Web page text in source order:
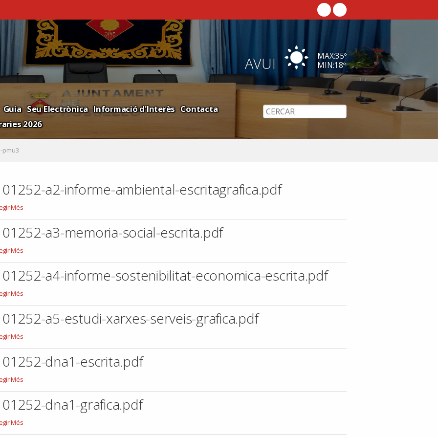
AVUI MAX:35º
MIN:18º
Guia Seu Electrònica Informació d'Interès Contacta
2026
pmu3
a2-informe-ambiental-escritagrafica.pdf
Més
a3-memoria-social-escrita.pdf
Més
a4-informe-sostenibilitat-economica-escrita.pdf
Més
a5-estudi-xarxes-serveis-grafica.pdf
Més
dna1-escrita.pdf
Més
dna1-grafica.pdf
Més